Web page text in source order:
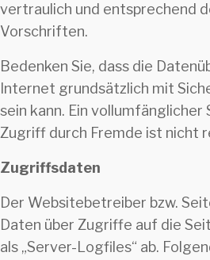
vertraulich und entsprechend
Vorschriften.
Bedenken Sie, dass die
Internet grundsätzlich mit
sein kann. Ein vollumfänglicher
Zugriff durch Fremde ist nicht
Zugriffsdaten
Der Websitebetreiber bzw.
Daten über Zugriffe auf die
als „Server-Logfiles“ ab.